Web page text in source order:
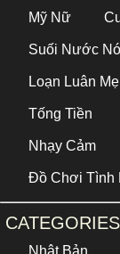
Mỹ Nữ
Suối Nước
Loạn Luân
Tống Tiền
Nhạy Cảm
Đồ Chơi Tình
CATEGORIES
Nhật Bản